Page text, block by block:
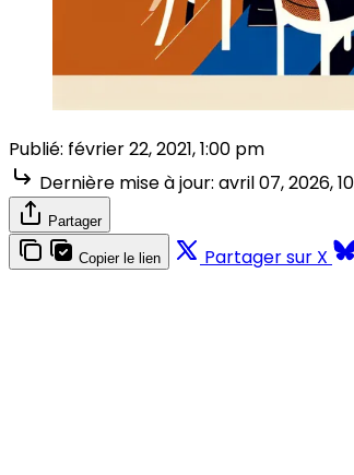
Publié: février 22, 2021, 1:00 pm
Dernière mise à jour: avril 07, 2026,
Partager
Copier le lien Partager sur X